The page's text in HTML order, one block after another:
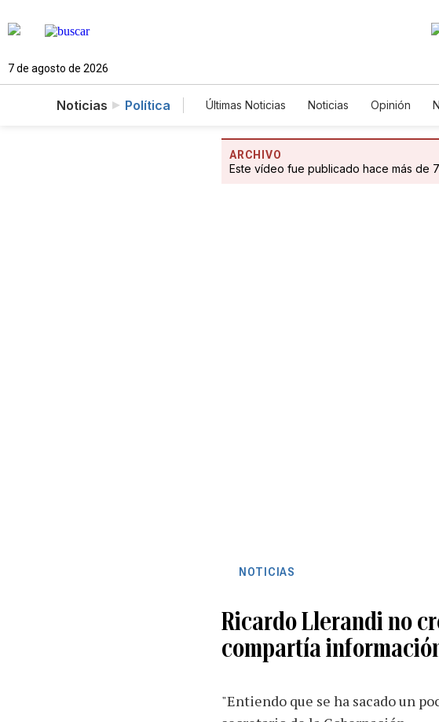
7 de agosto de 2026
Noticias Política Últimas Noticias Noticias Opinión
ARCHIVO
Este vídeo fue publicado hace más de
NOTICIAS
Ricardo Llerandi no
compartía
"Entiendo que se ha sacado un